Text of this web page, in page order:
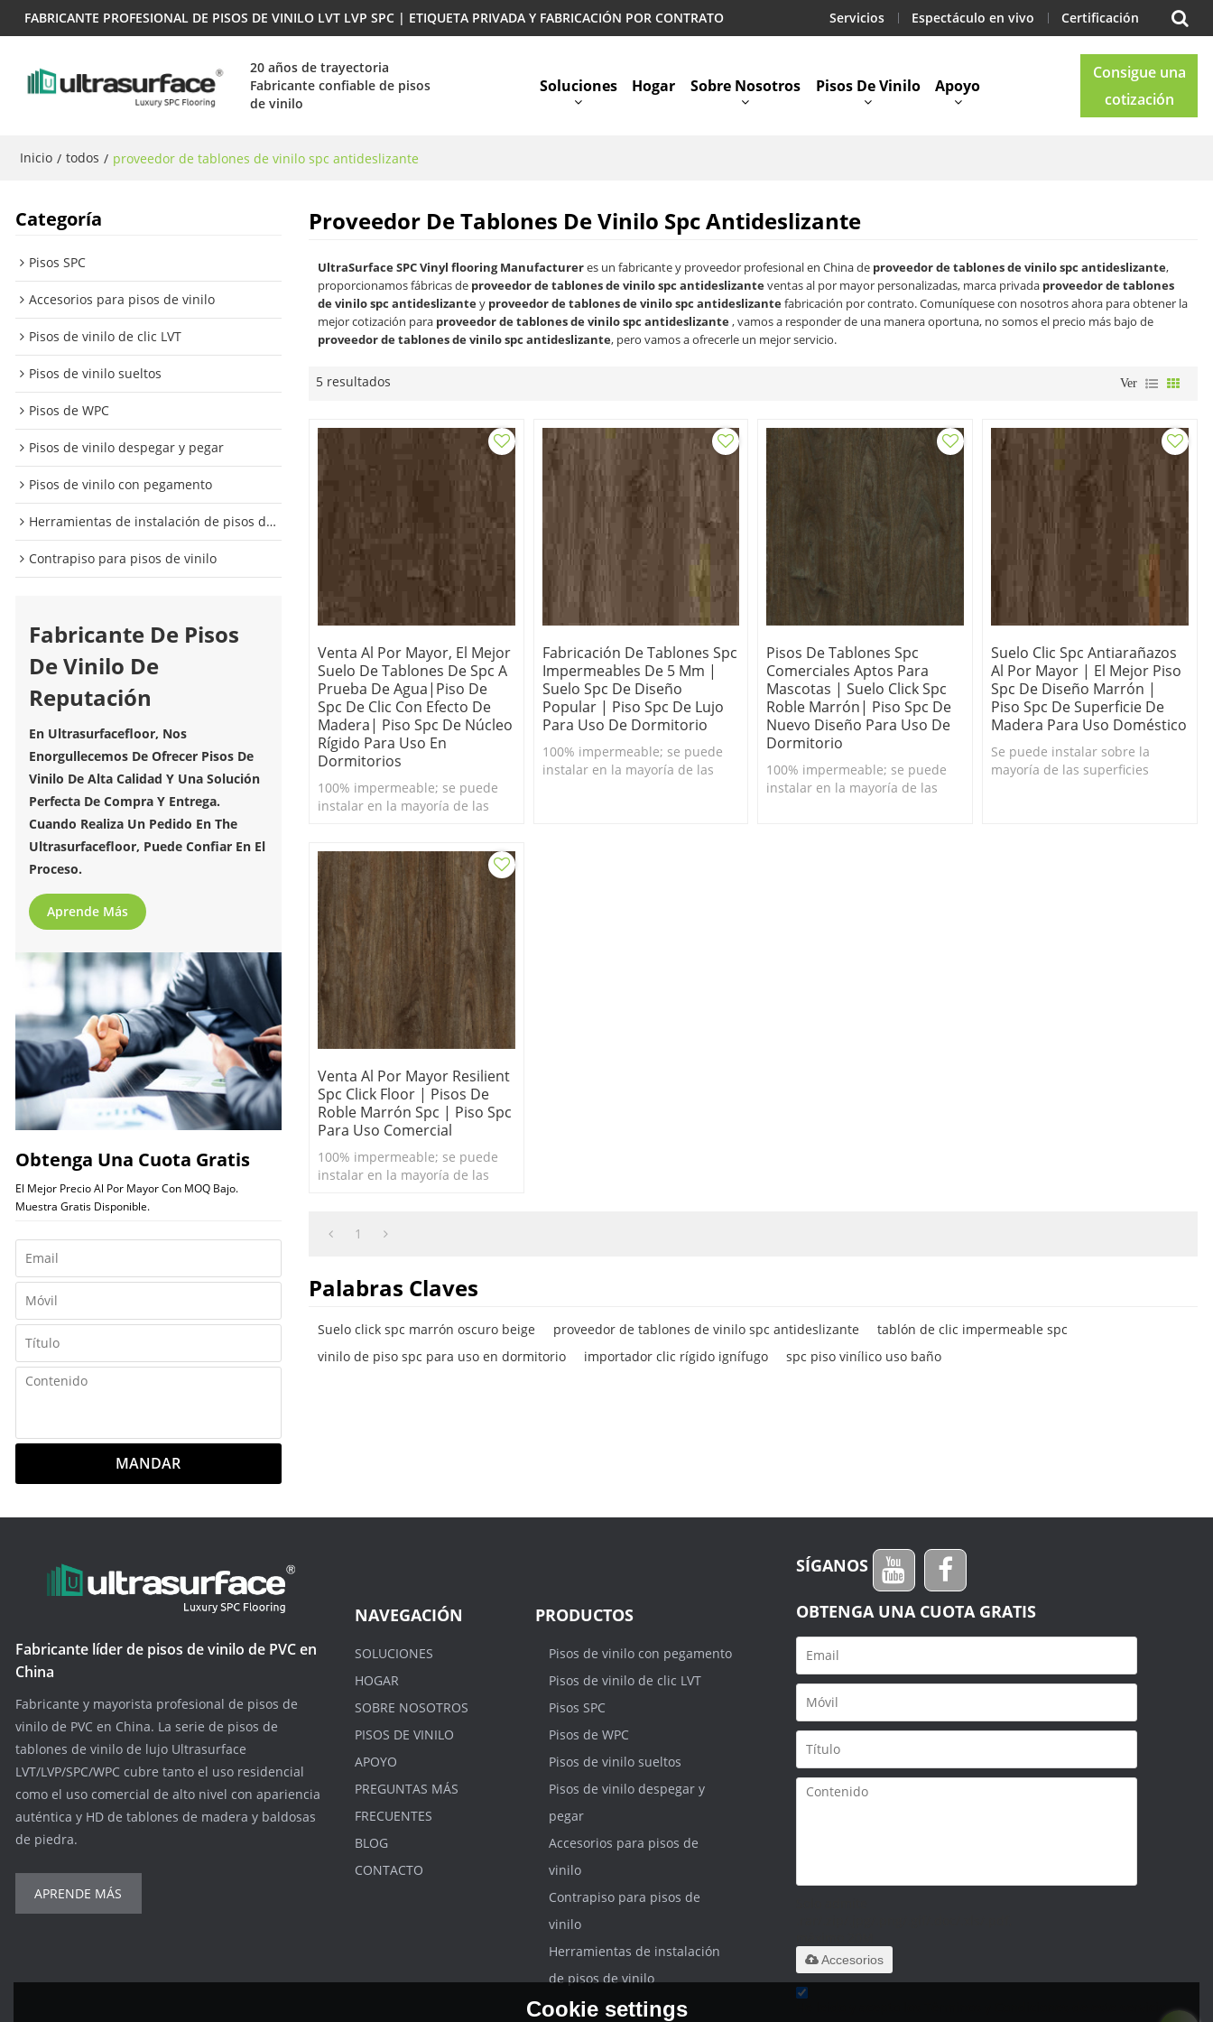
FABRICANTE PROFESIONAL DE PISOS DE VINILO LVT LVP SPC | ETIQUETA PRIVADA Y FABRICACIÓN POR CONTRATO Servicios Espectáculo en vivo Certificación
20 años de trayectoria
Fabricante confiable de pisos
de vinilo
Soluciones Hogar Sobre Nosotros Pisos De Vinilo Apoyo
Consigue una
cotización
Inicio / todos / proveedor de tablones de vinilo spc antideslizante
Categoría
Pisos SPC
Accesorios para pisos de vinilo
Pisos de vinilo de clic LVT
Pisos de vinilo sueltos
Pisos de WPC
Pisos de vinilo despegar y pegar
Pisos de vinilo con pegamento
Herramientas de instalación de pisos de vinilo
Contrapiso para pisos de vinilo
Fabricante De Pisos
De Vinilo De
Reputación
En Ultrasurfacefloor, Nos
Enorgullecemos De Ofrecer Pisos De
Vinilo De Alta Calidad Y Una Solución
Perfecta De Compra Y Entrega.
Cuando Realiza Un Pedido En The
Ultrasurfacefloor, Puede Confiar En El
Proceso.
Aprende Más
Obtenga Una Cuota Gratis
El Mejor Precio Al Por Mayor Con MOQ Bajo.
Muestra Gratis Disponible.
MANDAR
Proveedor De Tablones De Vinilo Spc Antideslizante
UltraSurface SPC Vinyl flooring Manufactureres un fabricante y proveedor profesional en China de proveedor de tablones de vinilo spc antideslizante,
proporcionamos fábricas de proveedor de tablones de vinilo spc antideslizanteventas al por mayor personalizadas, marca privada proveedor de tablones
de vinilo spc antideslizantey proveedor de tablones de vinilo spc antideslizantefabricación por contrato. Comuníquese con nosotros ahora para obtener la
mejor cotización para proveedor de tablones de vinilo spc antideslizante, vamos a responder de una manera oportuna, no somos el precio más bajo de
proveedor de tablones de vinilo spc antideslizante, pero vamos a ofrecerle un mejor servicio.
5 resultados Ver
Venta Al Por Mayor, El Mejor
Suelo De Tablones De Spc A
Prueba De Agua|piso De
Spc De Clic Con Efecto De
Madera| Piso Spc De Núcleo
Rígido Para Uso En
Dormitorios
100% impermeable; se puede
instalar en la mayoría de las
o por debajo del nivel del suelo.
Fabricación De Tablones Spc
Impermeables De 5 Mm |
Suelo Spc De Diseño
Popular | Piso Spc De Lujo
Para Uso De Dormitorio
100% impermeable; se puede
instalar en la mayoría de las
Pisos De Tablones Spc
Comerciales Aptos Para
Mascotas | Suelo Click Spc
Roble Marrón| Piso Spc De
Nuevo Diseño Para Uso De
Dormitorio
100% impermeable; se puede
instalar en la mayoría de las
Suelo Clic Spc Antiarañazos
Al Por Mayor | El Mejor Piso
Spc De Diseño Marrón |
Piso Spc De Superficie De
Madera Para Uso Doméstico
Se puede instalar sobre la
mayoría de las superficies
Venta Al Por Mayor Resilient
Spc Click Floor | Pisos De
Roble Marrón Spc | Piso Spc
Para Uso Comercial
100% impermeable; se puede
instalar en la mayoría de las
o por debajo del nivel del suelo.
1
Palabras Claves
Suelo click spc marrón oscuro beige proveedor de tablones de vinilo spc antideslizante
tablón de clic impermeable spc
vinilo de piso spc para uso en dormitorio
importador clic rígido ignífugo spc piso vinílico uso baño
Fabricante líder de pisos de vinilo de PVC en
China
Fabricante y mayorista profesional de pisos de
vinilo de PVC en China. La serie de pisos de
tablones de vinilo de lujo Ultrasurface
LVT/LVP/SPC/WPC cubre tanto el uso residencial
como el uso comercial de alto nivel con apariencia
auténtica y HD de tablones de madera y baldosas
de piedra.
APRENDE MÁS
NAVEGACIÓN
SOLUCIONES
HOGAR
SOBRE NOSOTROS
PISOS DE VINILO
APOYO
PREGUNTAS MÁS
FRECUENTES
BLOG
CONTACTO
PRODUCTOS
Pisos de vinilo con pegamento
Pisos de vinilo de clic LVT
Pisos SPC
Pisos de WPC
Pisos de vinilo sueltos
Pisos de vinilo despegar y
pegar
Accesorios para pisos de
vinilo
Contrapiso para pisos de
vinilo
Herramientas de instalación
de pisos de vinilo
SÍGANOS
OBTENGA UNA CUOTA GRATIS
Accesorios
Cookie settings